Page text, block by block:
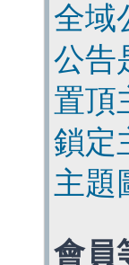
全域
公告
置頂
鎖定
主題
會員